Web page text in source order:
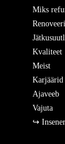
Miks
Kvaliteet
Meist
Karjäärid
Ajaveeb
Vajuta
↪